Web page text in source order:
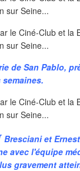
de San Pablo,
Bresciani et
avec l'équipe
gravement